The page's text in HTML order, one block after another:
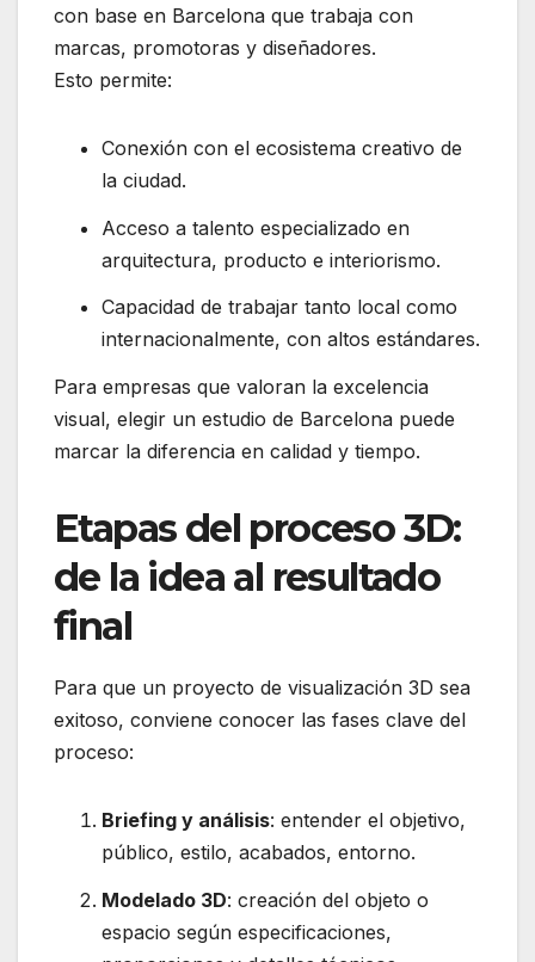
con base en Barcelona que trabaja con
marcas, promotoras y diseñadores.
Esto permite:
Conexión con el ecosistema creativo de
la ciudad.
Acceso a talento especializado en
arquitectura, producto e interiorismo.
Capacidad de trabajar tanto local como
internacionalmente, con altos estándares.
Para empresas que valoran la excelencia
visual, elegir un estudio de Barcelona puede
marcar la diferencia en calidad y tiempo.
Etapas del proceso 3D:
de la idea al resultado
final
Para que un proyecto de visualización 3D sea
exitoso, conviene conocer las fases clave del
proceso:
Briefing y análisis: entender el objetivo,
público, estilo, acabados, entorno.
Modelado 3D: creación del objeto o
espacio según especificaciones,